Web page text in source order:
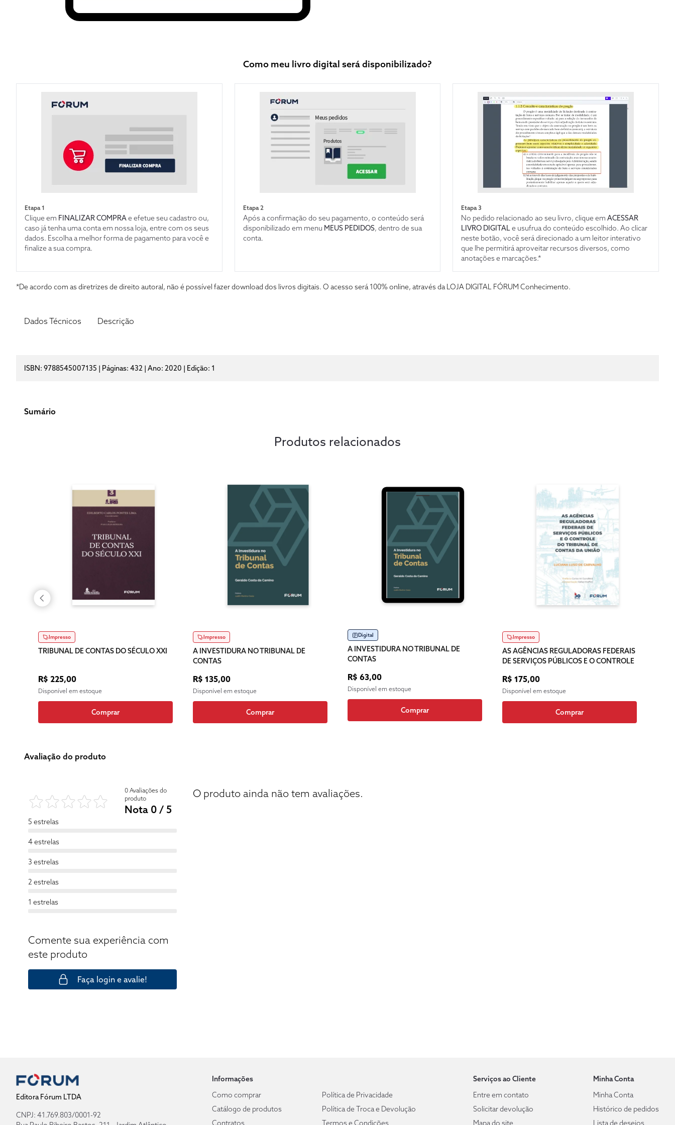
Como meu livro digital será disponibilizado?
Etapa 1
Clique em FINALIZAR COMPRAe efetue seu cadastro ou,
caso já tenha uma conta em nossa loja, entre com os seus
dados. Escolha a melhor forma de pagamento para você e
finalize a sua compra.
Etapa 2
Após a confirmação do seu pagamento, o conteúdo será
disponibilizado em menu MEUS PEDIDOS, dentro de sua
conta.
Etapa 3
No pedido relacionado ao seu livro, clique emACESSAR
LIVRO DIGITALe usufrua do conteúdo escolhido. Ao clicar
neste botão, você será direcionado a um leitor interativo
que lhe permitirá aproveitar recursos diversos, como
anotações e marcações.*
*De acordo com as diretrizes de direito autoral, não é possível fazer download dos livros digitais. O acesso será 100% online, através da LOJA DIGITAL FÓRUM Conhecimento.
Dados Técnicos Descrição
ISBN: 9788545007135 | Páginas: 432 | Ano: 2020 | Edição: 1
Sumário
Produtos relacionados
Impresso
TRIBUNAL DE CONTAS DO SÉCULO XXI
R$ 225,00
Disponível em estoque
Comprar
Impresso
A INVESTIDURA NO TRIBUNAL DE
CONTAS
R$ 135,00
Disponível em estoque
Comprar
Digital
A INVESTIDURA NO TRIBUNAL DE
CONTAS
R$ 63,00
Disponível em estoque
Comprar
Impresso
AS AGÊNCIAS REGULADORAS FEDERAIS
DE SERVIÇOS PÚBLICOS E O CONTROLE
R$ 175,00
Disponível em estoque
Comprar
Avaliação do produto
0 Avaliações do
produto
Nota 0 / 5
5 estrelas
4 estrelas
3 estrelas
2 estrelas
1 estrelas
Comente sua experiência com
este produto
Faça login e avalie!
O produto ainda não tem avaliações.
Editora Fórum LTDA
CNPJ: 41.769.803/0001-92
Informações
Como comprar
Catálogo de produtos
Contratos
Política de Privacidade
Política de Troca e Devolução
Termos e Condições
Serviços ao Cliente
Entre em contato
Solicitar devolução
Mapa do site
Minha Conta
Minha Conta
Histórico de pedidos
Lista de desejos